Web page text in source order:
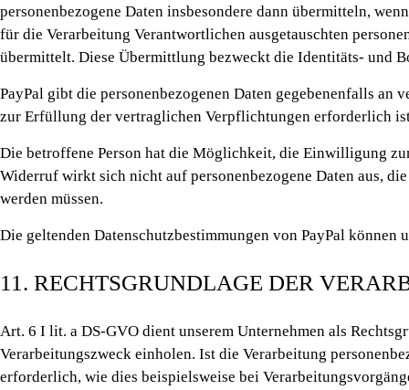
personenbezogene Daten insbesondere dann übermitteln,
für die Verarbeitung Verantwortlichen ausgetauschten
übermittelt. Diese Übermittlung bezweckt die Identitäts- und
PayPal gibt die personenbezogenen Daten gegebenenfalls an
zur Erfüllung der vertraglichen Verpflichtungen erforderlich
Die betroffene Person hat die Möglichkeit, die Einwilligung
Widerruf wirkt sich nicht auf personenbezogene Daten aus,
werden müssen.
Die geltenden Datenschutzbestimmungen von PayPal
11. RECHTSGRUNDLAGE DER
Art. 6 I lit. a DS-GVO dient unserem Unternehmen als
Verarbeitungszweck einholen. Ist die Verarbeitung
erforderlich, wie dies beispielsweise bei